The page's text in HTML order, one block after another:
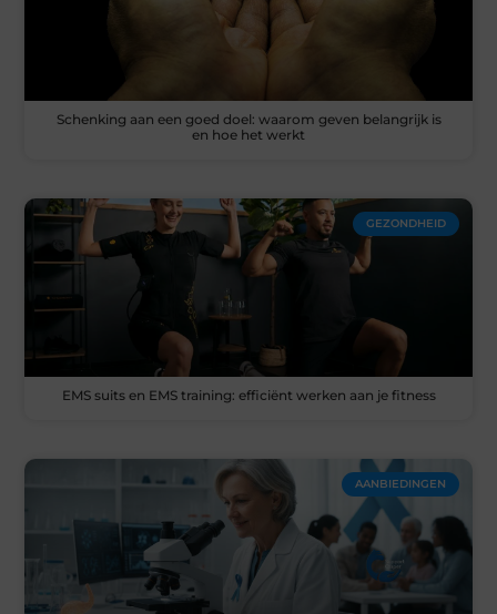
Schenking aan een goed doel: waarom geven belangrijk is
en hoe het werkt
GEZONDHEID
EMS suits en EMS training: efficiënt werken aan je fitness
AANBIEDINGEN